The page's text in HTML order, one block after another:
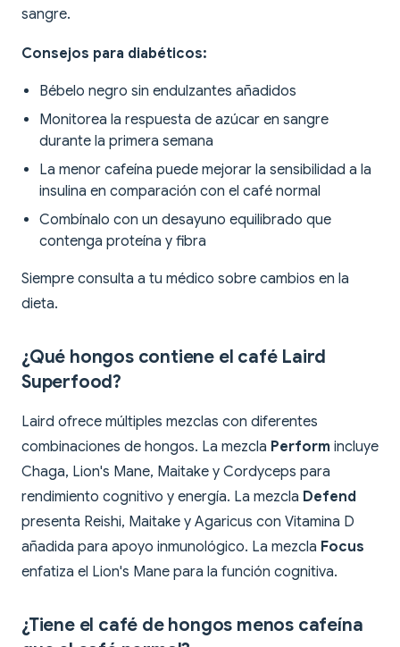
sangre.
Consejos para diabéticos:
Bébelo negro sin endulzantes añadidos
Monitorea la respuesta de azúcar en sangre
durante la primera semana
La menor cafeína puede mejorar la sensibilidad a la
insulina en comparación con el café normal
Combínalo con un desayuno equilibrado que
contenga proteína y fibra
Siempre consulta a tu médico sobre cambios en la
dieta.
¿Qué hongos contiene el café Laird
Superfood?
Laird ofrece múltiples mezclas con diferentes
combinaciones de hongos. La mezcla Perform incluye
Chaga, Lion's Mane, Maitake y Cordyceps para
rendimiento cognitivo y energía. La mezcla Defend
presenta Reishi, Maitake y Agaricus con Vitamina D
añadida para apoyo inmunológico. La mezcla Focus
enfatiza el Lion's Mane para la función cognitiva.
¿Tiene el café de hongos menos cafeína